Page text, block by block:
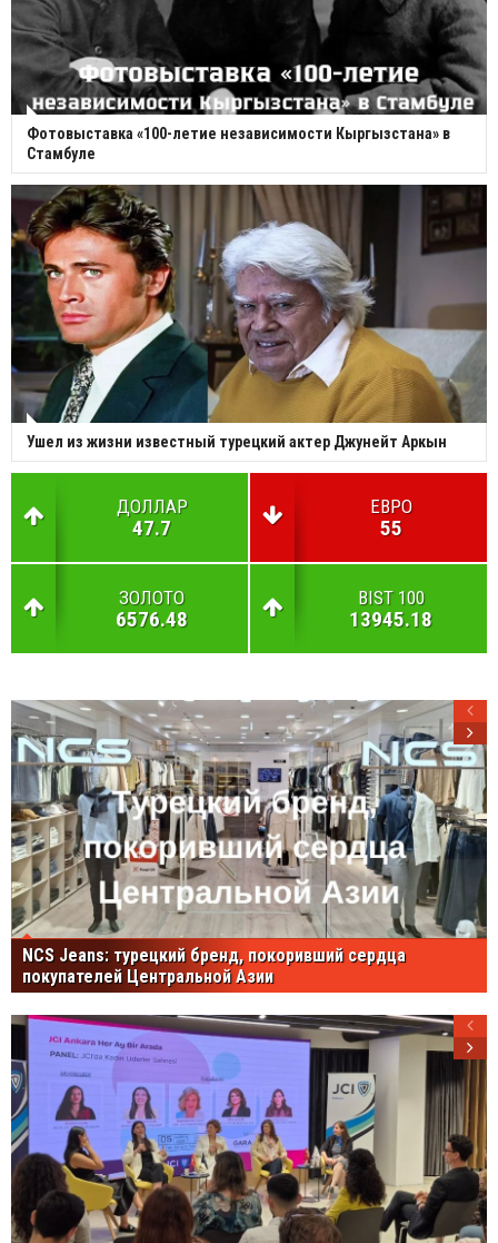
Фотовыставка «100-летие независимости Кыргызстана» в
Стамбуле
Ушел из жизни известный турецкий актер Джунейт Аркын
ДОЛЛАР
47.7
ЕВРО
55
ЗОЛОТО
6576.48
BIST 100
13945.18
NCS Jeans: турецкий бренд, покоривший сердца
покупателей Центральной Азии